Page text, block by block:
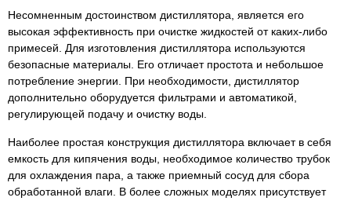
Несомненным достоинством дистиллятора, является его
высокая эффективность при очистке жидкостей от каких-либо
примесей. Для изготовления дистиллятора используются
безопасные материалы. Его отличает простота и небольшое
потребление энергии. При необходимости, дистиллятор
дополнительно оборудуется фильтрами и автоматикой,
регулирующей подачу и очистку воды.
Наиболее простая конструкция дистиллятора включает в себя
емкость для кипячения воды, необходимое количество трубок
для охлаждения пара, а также приемный сосуд для сбора
обработанной влаги. В более сложных моделях присутствует